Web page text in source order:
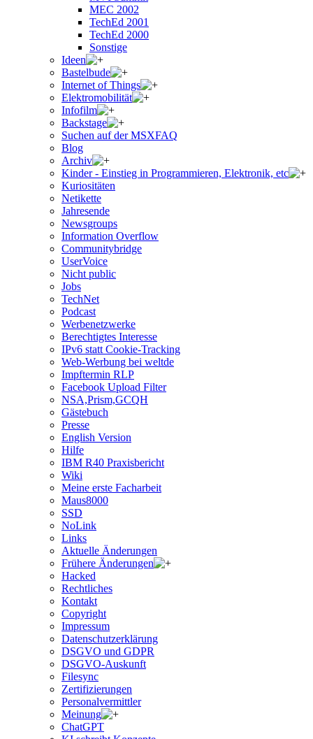
MEC 2002
TechEd 2001
TechEd 2000
Sonstige
Ideen
Bastelbude
Internet of Things
Elektromobilität
Infofilm
Backstage
Suchen auf der MSXFAQ
Blog
Archiv
Kinder - Einstieg in Programmieren, Elektronik, etc
Kuriositäten
Netikette
Jahresende
Newsgroups
Information Overflow
Communitybridge
UserVoice
Nicht public
Jobs
TechNet
Podcast
Werbenetzwerke
Berechtigtes Interesse
IPv6 statt Cookie-Tracking
Web-Werbung bei weltde
Impftermin RLP
Facebook Upload Filter
NSA,Prism,GCQH
Gästebuch
Presse
English Version
Hilfe
IBM R40 Praxisbericht
Wiki
Meine erste Facharbeit
Maus8000
SSD
NoLink
Links
Aktuelle Änderungen
Frühere Änderungen
Hacked
Rechtliches
Kontakt
Copyright
Impressum
Datenschutzerklärung
DSGVO und GDPR
DSGVO-Auskunft
Filesync
Zertifizierungen
Personalvermittler
Meinung
ChatGPT